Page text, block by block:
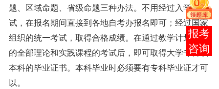
在线
客服
题、区域命题、省级命题三种办法。不用经过入学考
试，在报名期间直接到各地自考办报名即可；经过国家
组织的统一考试，取得合格成绩。在通过教学计划规定
的全部理论和实践课程的考试后，即可取得大学专科或
本科的毕业证书。本科毕业时必须要有专科毕业证才可
以。